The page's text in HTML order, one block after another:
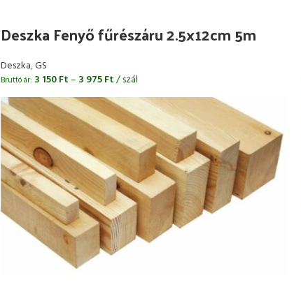
Deszka Fenyő fűrészáru 2.5x12cm 5m
Deszka,GS
Bruttó ár: 3 150Ft– 3 975Ft/ szál